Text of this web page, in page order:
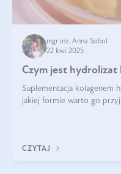
mgr inż. Anna Sobol
22 kwi 2025
Czym jest hydrolizat
Suplementacja
jakiej formie warto go
CZYTAJ